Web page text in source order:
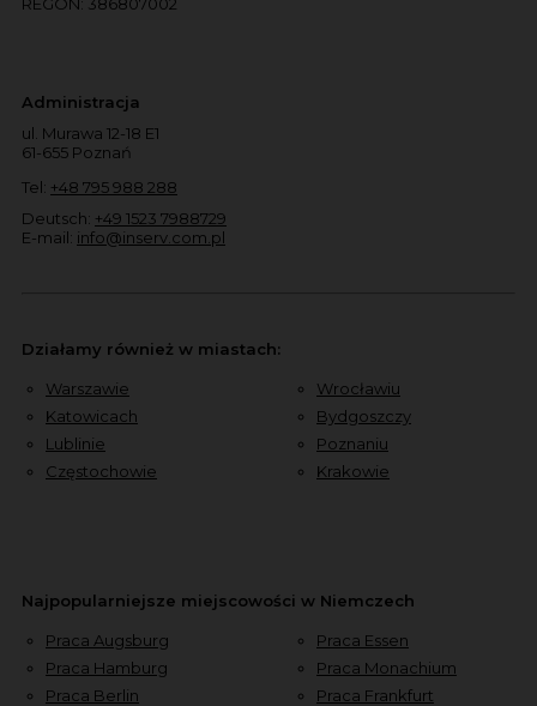
Administracja
ul. Murawa 12-18 E1
61-655 Poznań
Tel: +48 795 988 288
Deutsch: +49 1523 7988729
E-mail: info@inserv.com.pl
Działamy również w miastach:
Warszawie
Katowicach
Lublinie
Częstochowie
Wrocławiu
Bydgoszczy
Poznaniu
Krakowie
Najpopularniejsze miejscowości w Niemczech
Praca Augsburg
Praca Hamburg
Praca Berlin
Praca Essen
Praca Monachium
Praca Frankfurt